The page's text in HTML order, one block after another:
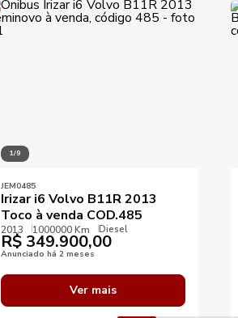
1/9
JEM0485
Irizar i6 Volvo B11R 2013
Toco à venda COD.485
2013 1000000 Km Diesel
R$ 349.900,00
Anunciado há 2 meses
Ver mais